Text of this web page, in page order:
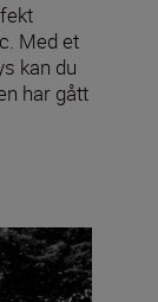
Med et
kan du
har gått